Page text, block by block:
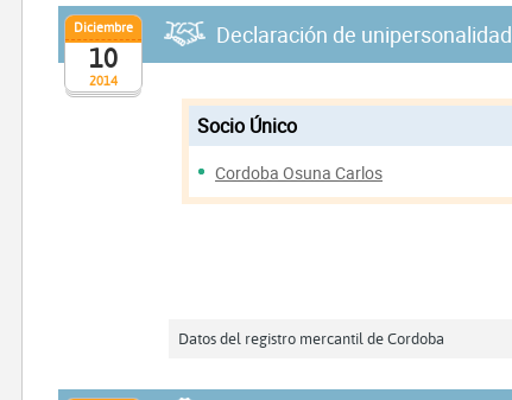
2014
Diciembre
10
Declaración de unipersonalidad
Socio Único
Cordoba Osuna Carlos
Datos del registro mercantil de Cordoba